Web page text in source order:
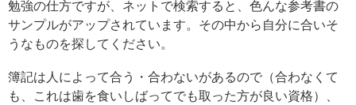
勉強の仕方ですが、ネットで検索すると、色んな参考書の
サンプルがアップされています。その中から自分に合いそ
うなものを探してください。
簿記は人によって合う・合わないがあるので（合わなくて
も、これは歯を食いしばってでも取った方が良い資格）、